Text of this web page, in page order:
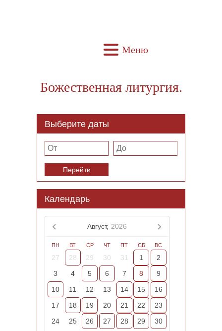
Меню
Божественная литургия.
Выберите даты
Перейти
Календарь
Август, 2026
ПН ВТ СР ЧТ ПТ СБ ВС
27 28 29 30 31 1
2
3
4 5 6 7 8
9
10
11 12 13 14 15
16
17
18 19 20 21 22
23
24
25 26 27 28 29
30